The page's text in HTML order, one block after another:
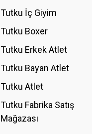
Tutku İç Giyim
Tutku Boxer
Tutku Erkek Atlet
Tutku Bayan Atlet
Tutku Atlet
Tutku Fabrika Satış
Mağazası